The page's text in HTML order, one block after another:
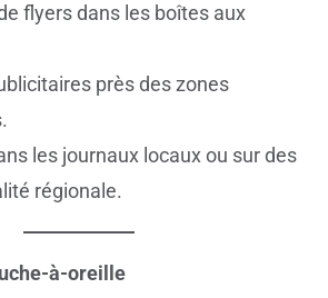
flyers dans les boîtes aux
près des zones
les journaux locaux ou sur des
régionale.
à-oreille